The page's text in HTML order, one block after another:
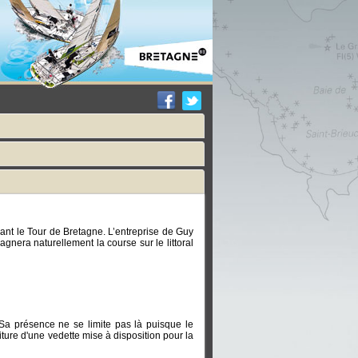
le Tour de Bretagne. L’entreprise de Guy
naturellement la course sur le littoral
présence ne se limite pas là puisque le
d'une vedette mise à disposition pour la